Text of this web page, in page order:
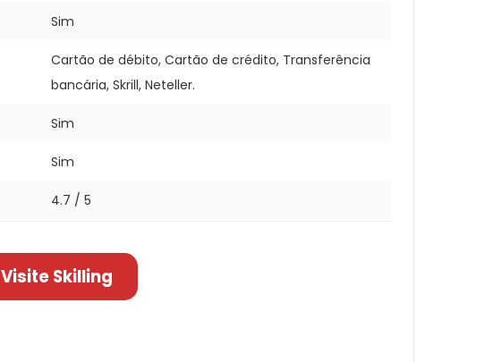
Sim
Cartão de débito, Cartão de crédito, Transferência
bancária, Skrill, Neteller.
Sim
Sim
4.7 / 5
Visite Skilling